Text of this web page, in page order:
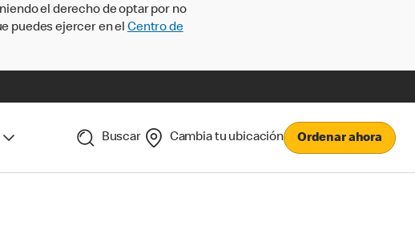
el derecho de optar por no
puedes ejercer en el Centro de
Buscar Cambia tu ubicación Ordenar ahora